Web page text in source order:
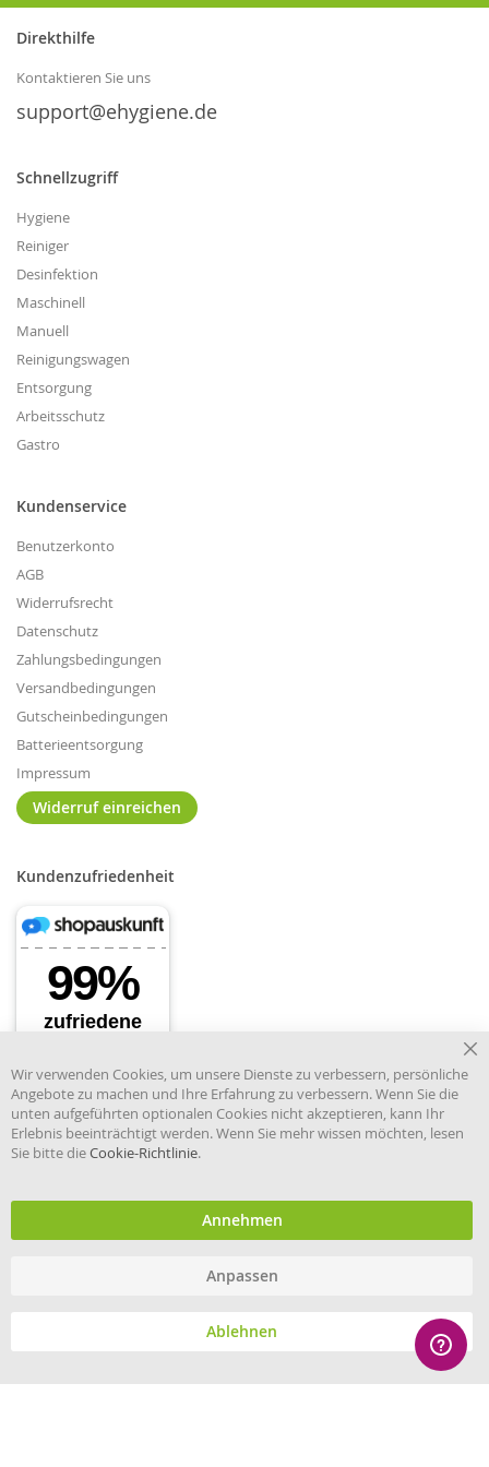
Newsletter
Direkthilfe
Kontaktieren Sie uns
support@ehygiene.de
Schnellzugriff
Hygiene
Reiniger
Desinfektion
Maschinell
Manuell
Reinigungswagen
Entsorgung
Arbeitsschutz
Gastro
Kundenservice
Benutzerkonto
AGB
Widerrufsrecht
Datenschutz
Zahlungsbedingungen
Versandbedingungen
Gutscheinbedingungen
Batterieentsorgung
Impressum
Widerruf einreichen
Kundenzufriedenheit
Händler im offiziellen Register
und Information.
© eHygiene 2026 - All rights reserved.
Wir verwenden Cookies, um unsere Dienste zu verbessern, persönliche
Angebote zu machen und Ihre Erfahrung zu verbessern. Wenn Sie die
unten aufgeführten optionalen Cookies nicht akzeptieren, kann Ihr
Erlebnis beeinträchtigt werden. Wenn Sie mehr wissen möchten, lesen
Sie bitte dieCookie-Richtlinie.
Annehmen
Anpassen
Ablehnen